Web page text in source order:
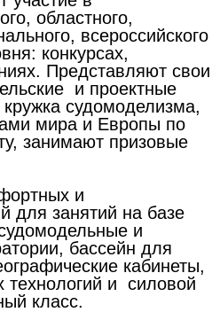
областного,
всероссийского
конкурсах,
Представляют свои
и проектные
судомоделизма,
мира и Европы по
занимают призовые
и
для занятий на базе
и
бассейн для
кабинеты,
технологий и силовой
класс.